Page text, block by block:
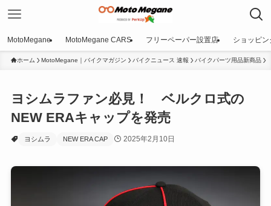
MotoMegane MotoMegane CARS フリーペーパー設置店 ショッピン
ホーム MotoMegane｜バイクマガジン バイクニュース 速報 バイクパーツ用品新商品
ヨシムラファン必見！ ベルクロ式の
NEW ERAキャップを発売
ヨシムラ NEW ERA CAP 2025年2月10日